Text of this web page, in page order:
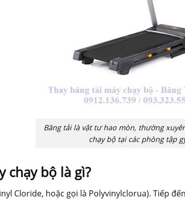
Băng tải là vật tư hao mòn, thường
chạy bộ tại các phòng tập
chạy bộ là gì?
Cloride, hoặc gọi là Polyvinylclorua). Tiếp